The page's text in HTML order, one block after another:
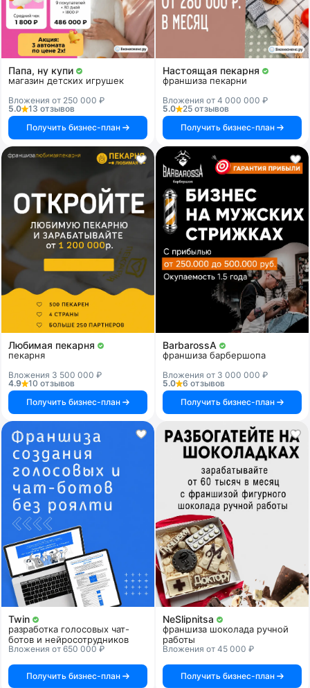
Папа, ну купи
магазин детских игрушек
Вложения от 250 000 ₽
5.0
13 отзывов
Получить бизнес-план
Настоящая пекарня
франшиза пекарни
Вложения от 4 000 000 ₽
5.0
25 отзывов
Получить бизнес-план
Любимая пекарня
пекарня
Вложения 3 500 000 ₽
4.9
10 отзывов
Получить бизнес-план
BarbarossA
франшиза барбершопа
Вложения от 3 000 000 ₽
5.0
6 отзывов
Получить бизнес-план
Twin
разработка голосовых чат-
ботов и нейросотрудников
Вложения от 650 000 ₽
Получить бизнес-план
NeSlipnitsa
франшиза шоколада ручной
работы
Вложения от 45 000 ₽
Получить бизнес-план